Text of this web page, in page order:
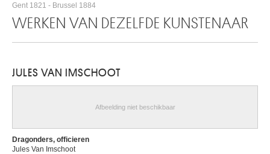
Gent 1821 - Brussel 1884
WERKEN VAN DEZELFDE KUNSTENAAR
JULES VAN IMSCHOOT
Afbeelding niet beschikbaar
Dragonders, officieren
Jules Van Imschoot